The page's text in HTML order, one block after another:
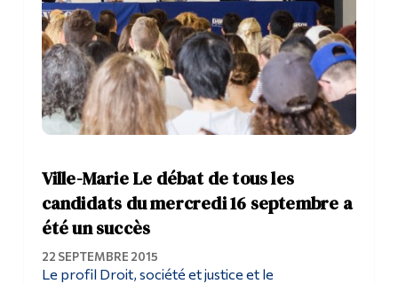
Ville-Marie Le débat de tous les
candidats du mercredi 16 septembre a
été un succès
22 SEPTEMBRE 2015
Le profil Droit, société et justice et le